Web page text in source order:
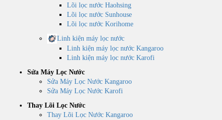
Lõi lọc nước Haohsing
Lõi lọc nước Sunhouse
Lõi lọc nước Korihome
Linh kiện máy lọc nước
Linh kiện máy lọc nước Kangaroo
Linh kiện máy lọc nước Karofi
Sửa Máy Lọc Nước
Sửa Máy Lọc Nước Kangaroo
Sửa Máy Lọc Nước Karofi
Thay Lõi Lọc Nước
Thay Lõi Lọc Nước Kangaroo